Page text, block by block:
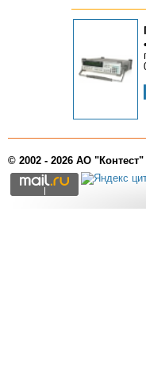
© 2002 - 2026 АО "Контест"